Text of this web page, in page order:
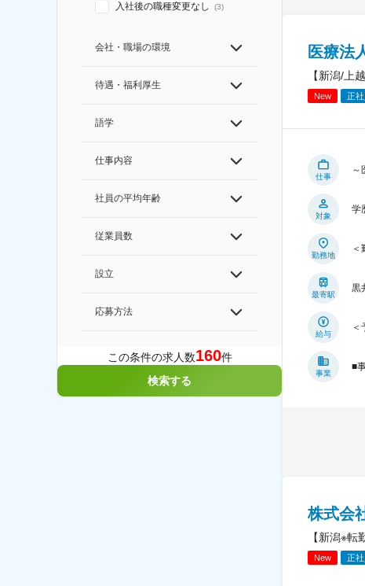
入社後の職種変更なし (3)
会社・職場の環境
待遇・福利厚生
語学
仕事内容
社員の平均年齢
従業員数
設立
応募方法
この条件の求人数160件
検索する
医療法
【新潟/上
New 正社
仕事
～
対象
学
勤務地
最寄駅
黒
給与
事業
■
株式会
【新潟※
New 正社